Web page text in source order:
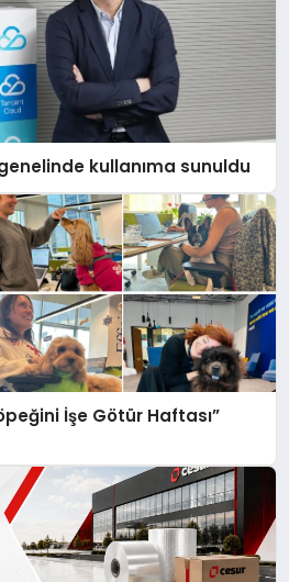
kullanıma sunuldu
İşe Götür Haftası”